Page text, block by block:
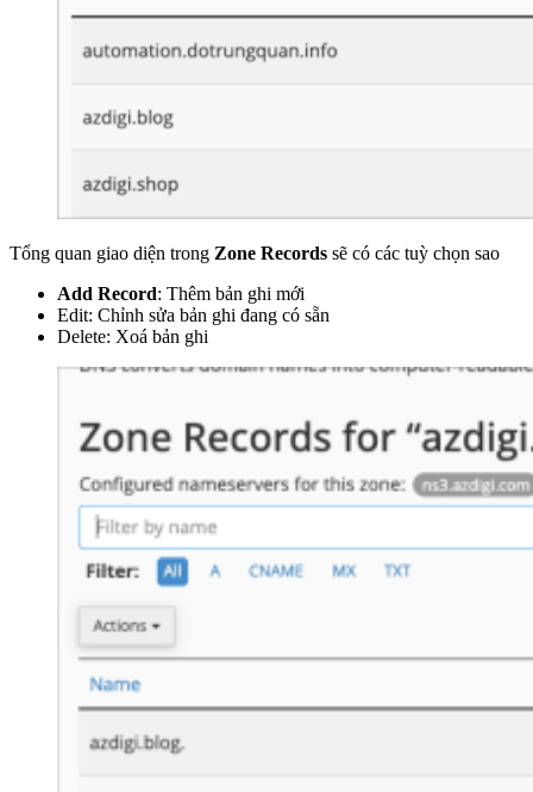
Tổng quan giao diện trong Zone Records sẽ có các tuỳ chọn sao
Add Record: Thêm bản ghi mới
Edit: Chỉnh sửa bản ghi đang có sẵn
Delete: Xoá bản ghi